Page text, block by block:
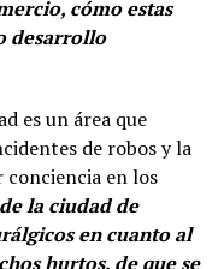
cómo estas
desarrollo
es un área que
de robos y la
conciencia en los
la ciudad de
en cuanto al
hurtos, de que se